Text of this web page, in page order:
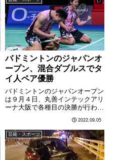
地が同点ゴールを決めた劇的な結
末は、サッカ………
バドミントンのジャパンオ
ープン、混合ダブルスでタ
イ人ペア優勝
バドミントンのジャパンオープン
は９月４日、丸善インテックアリ
ーナ大阪で各種目の決勝が行わ
メダルで世界ランキング３位の渡
辺勇大と東野有紗のペアが、同１
位のデーチャーポン・プラワラヌ
クロッとサップシーリー・テーラ
タ………
2022.09.05
芸能・スポーツ